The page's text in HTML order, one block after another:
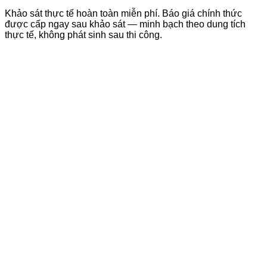
Khảo sát thực tế hoàn toàn miễn phí. Báo giá chính thức
được cấp ngay sau khảo sát — minh bạch theo dung tích
thực tế, không phát sinh sau thi công.